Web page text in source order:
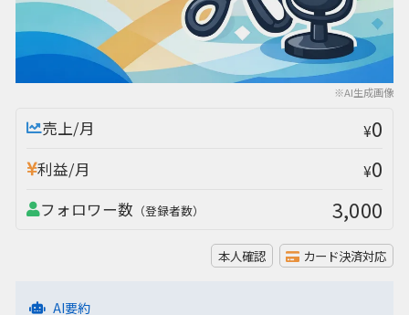
※AI生成画像
売上/月 ¥0
利益/月 ¥0
フォロワー数 （登録者数） 3,000
本人確認 カード決済対応
AI要約